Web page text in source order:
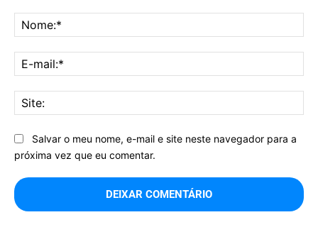
Salvar o meu nome, e-mail e site neste navegador para a
próxima vez que eu comentar.